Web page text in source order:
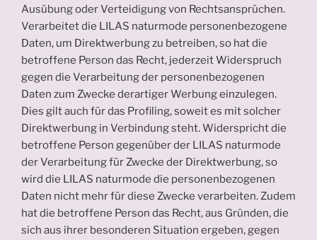
Ausübung oder Verteidigung von Rechtsansprüchen.
Verarbeitet die LILAS naturmode personenbezogene
Daten, um Direktwerbung zu betreiben, so hat die
betroffene Person das Recht, jederzeit Widerspruch
gegen die Verarbeitung der personenbezogenen
Daten zum Zwecke derartiger Werbung einzulegen.
Dies gilt auch für das Profiling, soweit es mit solcher
Direktwerbung in Verbindung steht. Widerspricht die
betroffene Person gegenüber der LILAS naturmode
der Verarbeitung für Zwecke der Direktwerbung, so
wird die LILAS naturmode die personenbezogenen
Daten nicht mehr für diese Zwecke verarbeiten. Zudem
hat die betroffene Person das Recht, aus Gründen, die
sich aus ihrer besonderen Situation ergeben, gegen